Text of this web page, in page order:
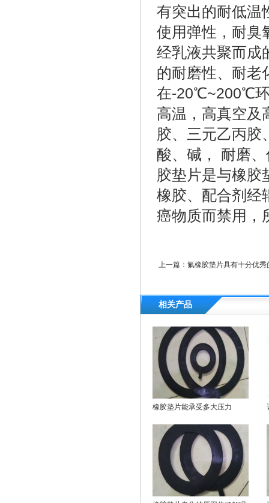
有突出的耐低
使用弹性，耐臭
经乳液共聚而成
的耐磨性、耐老
在-20℃~200℃环
高温，高真空及
胶、三元乙丙胶
酸、碱， 耐磨
胶垫片是与橡胶
橡胶、配合剂经
癌物质而禁用，
上一篇： 氟橡胶垫片具有十分优秀
相关产品
橡胶垫片能承受多大压力